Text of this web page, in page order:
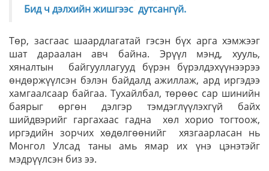
Бид ч дэлхийн жишгээс дутсангүй.
Төр, засгаас шаардлагатай гэсэн бүх арга хэмжээг
шат дараалан авч байна. Эрүүл мэнд, хууль,
хяналтын байгууллагууд бүрэн бүрэлдэхүүнээрээ
өндөржүүлсэн бэлэн байдалд ажиллаж, ард иргэдээ
хамгаалсаар байгаа. Тухайлбал, төрөөс сар шинийн
баярыг өргөн дэлгэр тэмдэглүүлэхгүй байх
шийдвэрийг гаргахаас гадна хөл хорио тогтоож,
иргэдийн зорчих хөдөлгөөнийг хязгаарласан нь
Монгол Улсад таны амь ямар их үнэ цэнэтэйг
мэдрүүлсэн биз ээ.